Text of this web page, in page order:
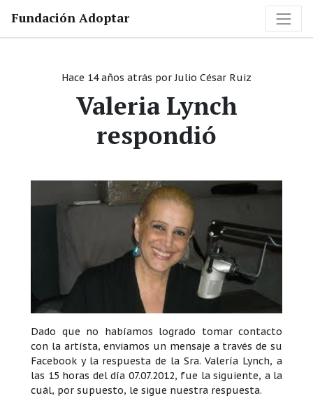
Fundación Adoptar
Hace 14 años atrás porJulio César Ruiz
Valeria Lynch
respondió
Dado que no habíamos logrado tomar contacto
con la artísta, enviamos un mensaje a través de su
Facebook y la respuesta de la Sra. Valería Lynch, a
las 15 horas del día 07.07.2012, fue la siguiente, a la
cuál, por supuesto, le sigue nuestra respuesta.